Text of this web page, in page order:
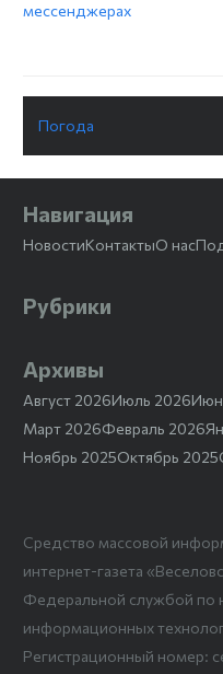
мессенджерах
Погода
Навигация
НовостиКонтактыО нас
Рубрики
Архивы
Август 2026Июль 2026
Март 2026Февраль 2026
Ноябрь 2025Октябрь 2025
Средство массовой
интернет-газета
Федеральной службой по
информационных
Регистрационный